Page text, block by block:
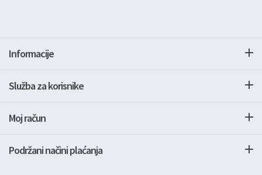
Informacije
Služba za korisnike
Moj račun
Podržani načini plaćanja